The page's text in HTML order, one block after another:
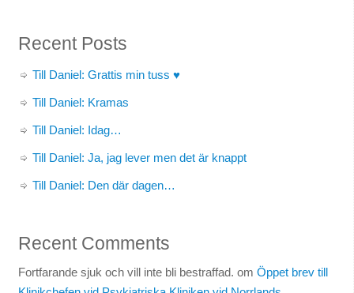
Recent Posts
Till Daniel: Grattis min tuss ♥
Till Daniel: Kramas
Till Daniel: Idag…
Till Daniel: Ja, jag lever men det är knappt
Till Daniel: Den där dagen…
Recent Comments
Fortfarande sjuk och vill inte bli bestraffad. om Öppet brev till